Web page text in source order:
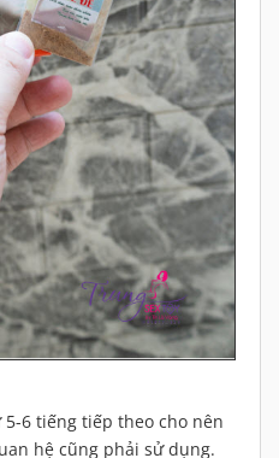
6 tiếng tiếp theo cho nên
hệ cũng phải sử dụng.